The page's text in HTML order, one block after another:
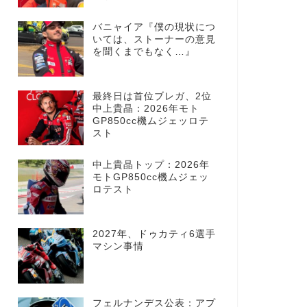
バニャイア『僕の現状につ
いては、ストーナーの意見
を聞くまでもなく…』
最終日は首位ブレガ、2位
中上貴晶：2026年モト
GP850cc機ムジェッロテ
スト
中上貴晶トップ：2026年
モトGP850cc機ムジェッ
ロテスト
2027年、ドゥカティ6選手
マシン事情
フェルナンデス公表：アプ